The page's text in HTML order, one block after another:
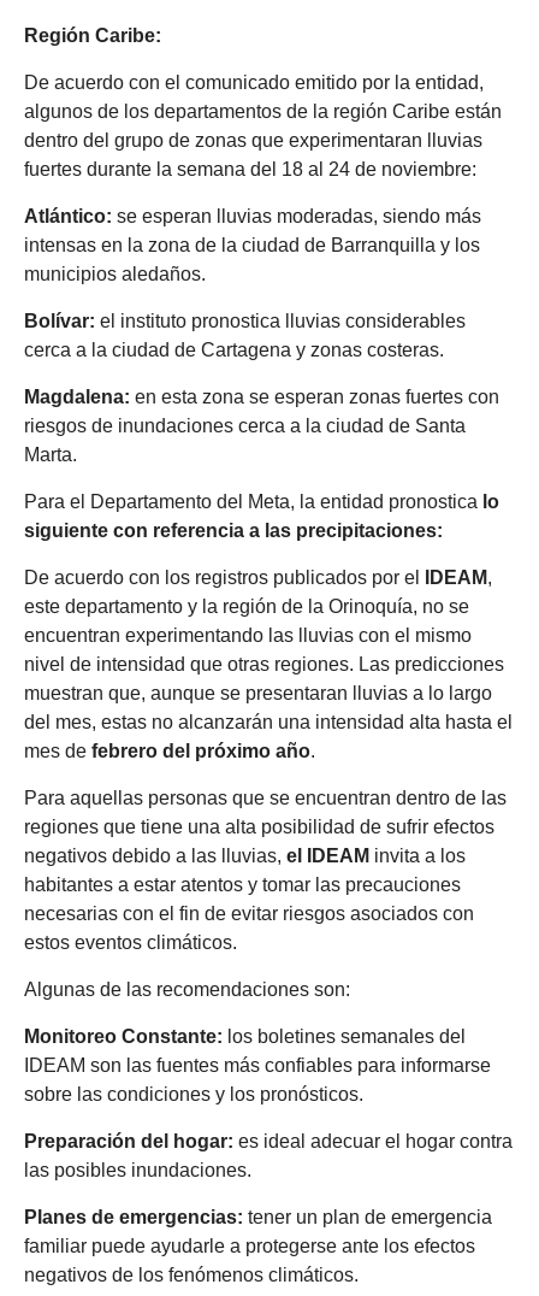
Región Caribe:
De acuerdo con el comunicado emitido por la entidad,
algunos de los departamentos de la región Caribe están
dentro del grupo de zonas que experimentaran lluvias
fuertes durante la semana del 18 al 24 de noviembre:
Atlántico: se esperan lluvias moderadas, siendo más
intensas en la zona de la ciudad de Barranquilla y los
municipios aledaños.
Bolívar: el instituto pronostica lluvias considerables
cerca a la ciudad de Cartagena y zonas costeras.
Magdalena: en esta zona se esperan zonas fuertes con
riesgos de inundaciones cerca a la ciudad de Santa
Marta.
Para el Departamento del Meta, la entidad pronostica lo
siguiente con referencia a las precipitaciones:
De acuerdo con los registros publicados por el IDEAM,
este departamento y la región de la Orinoquía, no se
encuentran experimentando las lluvias con el mismo
nivel de intensidad que otras regiones. Las predicciones
muestran que, aunque se presentaran lluvias a lo largo
del mes, estas no alcanzarán una intensidad alta hasta el
mes de febrero del próximo año.
Para aquellas personas que se encuentran dentro de las
regiones que tiene una alta posibilidad de sufrir efectos
negativos debido a las lluvias, el IDEAM invita a los
habitantes a estar atentos y tomar las precauciones
necesarias con el fin de evitar riesgos asociados con
estos eventos climáticos.
Algunas de las recomendaciones son:
Monitoreo Constante: los boletines semanales del
IDEAM son las fuentes más confiables para informarse
sobre las condiciones y los pronósticos.
Preparación del hogar: es ideal adecuar el hogar contra
las posibles inundaciones.
Planes de emergencias: tener un plan de emergencia
familiar puede ayudarle a protegerse ante los efectos
negativos de los fenómenos climáticos.